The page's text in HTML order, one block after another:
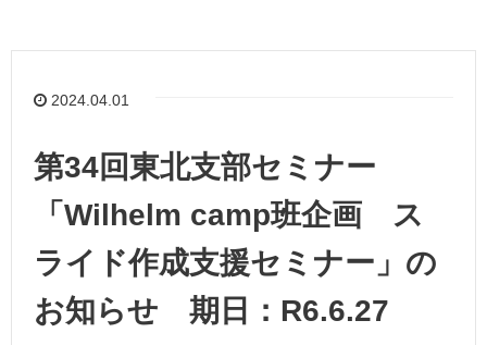
2024.04.01
第34回東北支部セミナー
「Wilhelm camp班企画 ス
ライド作成支援セミナー」の
お知らせ 期日：R6.6.27